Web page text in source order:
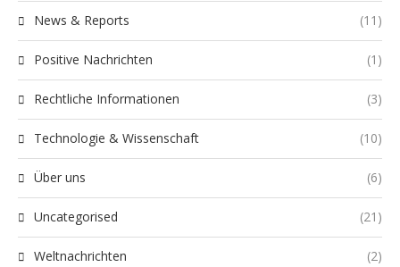
News & Reports (11)
Positive Nachrichten (1)
Rechtliche Informationen (3)
Technologie & Wissenschaft (10)
Über uns (6)
Uncategorised (21)
Weltnachrichten (2)